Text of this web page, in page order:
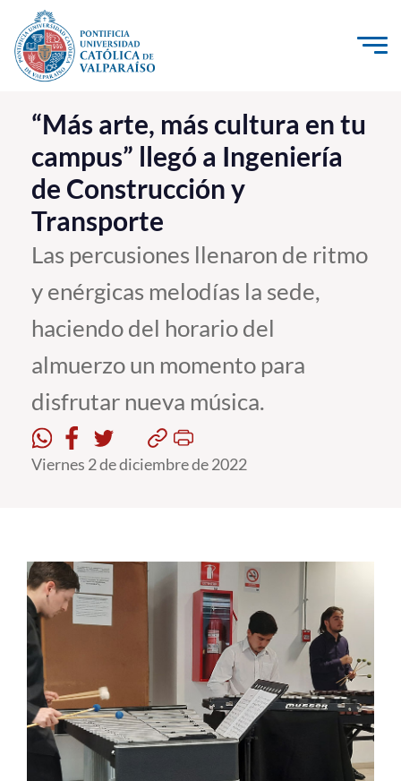
Click acá para ir directamente al contenido
La Universidad
Investigación, Creación e Innovación
PUCV Internacional
Vinculación con el Medio
Admisión
Pregrado
Postgrado
Formación Continua
Estudiantes
English
“Más arte, más cultura en tu
campus” llegó a Ingeniería
de Construcción y
Transporte
Las percusiones llenaron de ritmo
y enérgicas melodías la sede,
haciendo del horario del
almuerzo un momento para
disfrutar nueva música.
Viernes 2 de diciembre de 2022